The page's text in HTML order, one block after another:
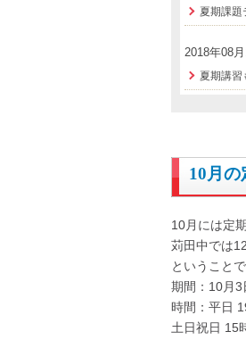
夏期課題
2018年08月
夏期講習
10月
10月には定
苅田中では
ということ
期間：10月3
時間：平日
土日祝日 15